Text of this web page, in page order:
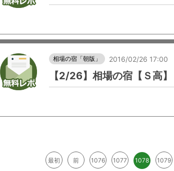
相場の宿「朝版」 2016/02/26 17:00
【2/26】相場の宿【Ｓ高】
最初 前 1076 1077 1078 1079